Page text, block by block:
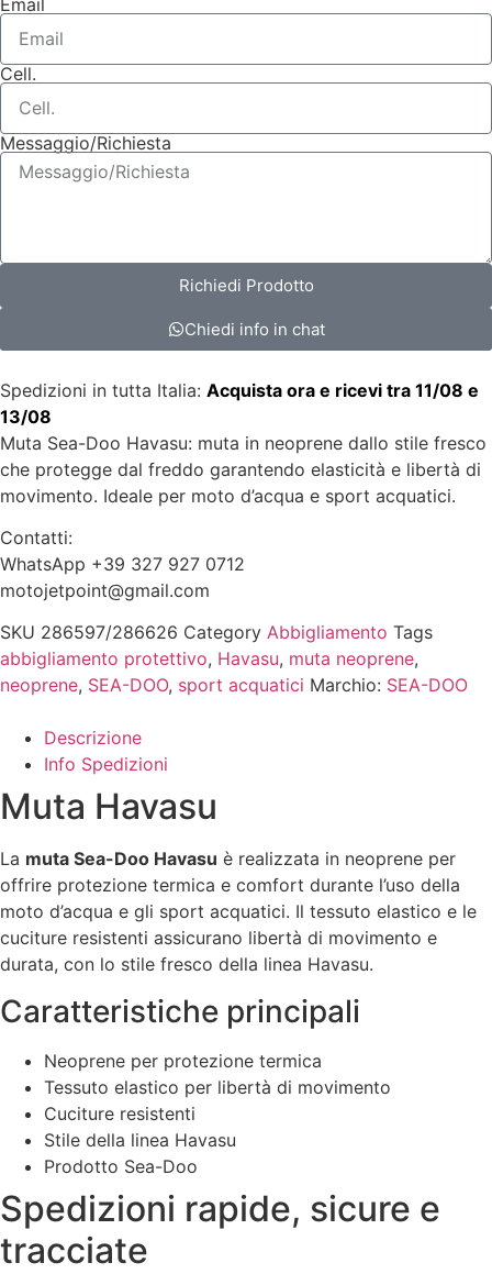
Cell.
Messaggio/Richiesta
Richiedi Prodotto
Chiedi info in chat
Spedizioni in tutta Italia: Acquista ora e ricevi tra 11/08 e
13/08
Muta Sea-Doo Havasu: muta in neoprene dallo stile fresco
che protegge dal freddo garantendo elasticità e libertà di
movimento. Ideale per moto d’acqua e sport acquatici.
Contatti:
WhatsApp +39 327 927 0712
motojetpoint@gmail.com
SKU 286597/286626 Category Abbigliamento Tags
abbigliamento protettivo, Havasu, muta neoprene,
neoprene, SEA-DOO, sport acquatici Marchio: SEA-DOO
Descrizione
Info Spedizioni
Muta Havasu
La muta Sea-Doo Havasu è realizzata in neoprene per
offrire protezione termica e comfort durante l’uso della
moto d’acqua e gli sport acquatici. Il tessuto elastico e le
cuciture resistenti assicurano libertà di movimento e
durata, con lo stile fresco della linea Havasu.
Caratteristiche principali
Neoprene per protezione termica
Tessuto elastico per libertà di movimento
Cuciture resistenti
Stile della linea Havasu
Prodotto Sea-Doo
Spedizioni rapide, sicure e
tracciate